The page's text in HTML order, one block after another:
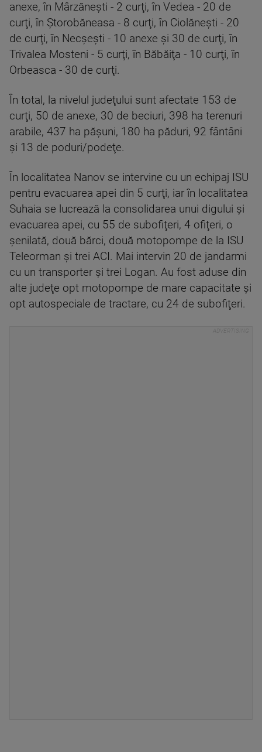
anexe, în Mârzăneşti - 2 curţi, în Vedea - 20 de
curţi, în Ştorobăneasa - 8 curţi, în Ciolăneşti - 20
de curţi, în Necşeşti - 10 anexe şi 30 de curţi, în
Trivalea Mosteni - 5 curţi, în Băbăiţa - 10 curţi, în
Orbeasca - 30 de curţi.
În total, la nivelul judeţului sunt afectate 153 de
curţi, 50 de anexe, 30 de beciuri, 398 ha terenuri
arabile, 437 ha păşuni, 180 ha păduri, 92 fântâni
şi 13 de poduri/podeţe.
În localitatea Nanov se intervine cu un echipaj ISU
pentru evacuarea apei din 5 curţi, iar în localitatea
Suhaia se lucrează la consolidarea unui digului şi
evacuarea apei, cu 55 de subofiţeri, 4 ofiţeri, o
şenilată, două bărci, două motopompe de la ISU
Teleorman şi trei ACI. Mai intervin 20 de jandarmi
cu un transporter şi trei Logan. Au fost aduse din
alte judeţe opt motopompe de mare capacitate şi
opt autospeciale de tractare, cu 24 de subofiţeri.